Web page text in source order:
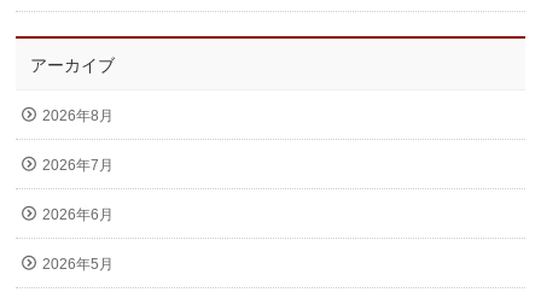
アーカイブ
2026年8月
2026年7月
2026年6月
2026年5月